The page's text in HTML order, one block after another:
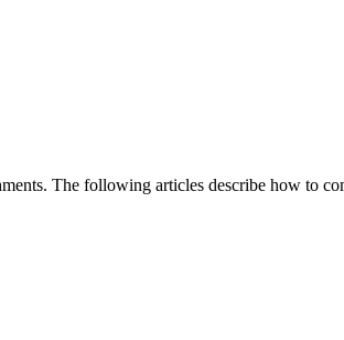
The following articles describe how to